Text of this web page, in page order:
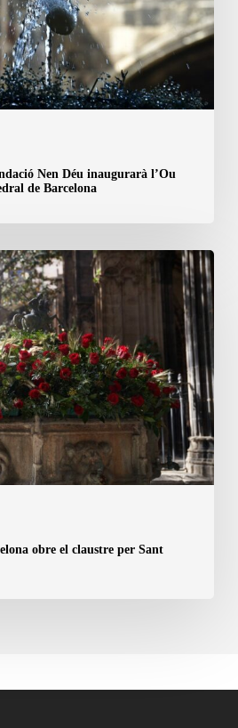
Nen Déu inaugurarà l’Ou
de Barcelona
obre el claustre per Sant